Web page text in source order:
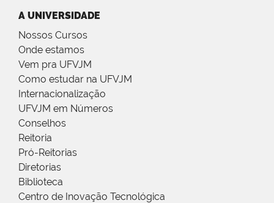
A UNIVERSIDADE
Nossos Cursos
Onde estamos
Vem pra UFVJM
Como estudar na UFVJM
Internacionalização
UFVJM em Números
Conselhos
Reitoria
Pró-Reitorias
Diretorias
Biblioteca
Centro de Inovação Tecnológica